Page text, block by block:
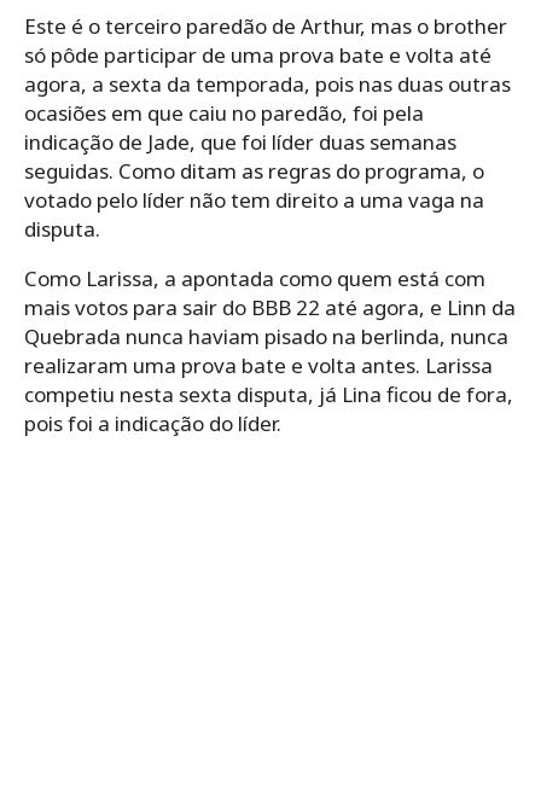
Este é o terceiro paredão de Arthur, mas o brother
só pôde participar de uma prova bate e volta até
agora, a sexta da temporada, pois nas duas outras
ocasiões em que caiu no paredão, foi pela
indicação de Jade, que foi líder duas semanas
seguidas. Como ditam as regras do programa, o
votado pelo líder não tem direito a uma vaga na
disputa.
Como Larissa, a apontada como quem está com
mais votos para sair do BBB 22 até agora, e Linn da
Quebrada nunca haviam pisado na berlinda, nunca
realizaram uma prova bate e volta antes. Larissa
competiu nesta sexta disputa, já Lina ficou de fora,
pois foi a indicação do líder.